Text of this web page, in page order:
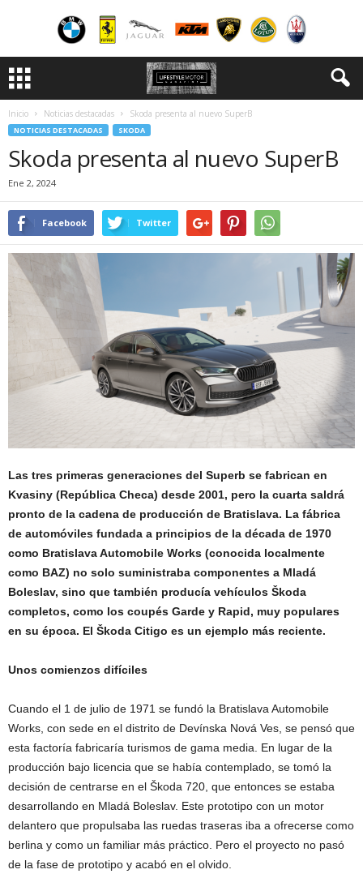
Inicio Noticias destacadas Skoda presenta al nuevo SuperB
NOTICIAS DESTACADAS SKODA
Skoda presenta al nuevo SuperB
Ene 2, 2024
Facebook Twitter
Las tres primeras generaciones del Superb se fabrican en
Kvasiny (República Checa) desde 2001, pero la cuarta saldrá
pronto de la cadena de producción de Bratislava. La fábrica
de automóviles fundada a principios de la década de 1970
como Bratislava Automobile Works (conocida localmente
como BAZ) no solo suministraba componentes a Mladá
Boleslav, sino que también producía vehículos Škoda
completos, como los coupés Garde y Rapid, muy populares
en su época. El Škoda Citigo es un ejemplo más reciente.
Unos comienzos difíciles
Cuando el 1 de julio de 1971 se fundó la Bratislava Automobile
Works, con sede en el distrito de Devínska Nová Ves, se pensó que
esta factoría fabricaría turismos de gama media. En lugar de la
producción bajo licencia que se había contemplado, se tomó la
decisión de centrarse en el Škoda 720, que entonces se estaba
desarrollando en Mladá Boleslav. Este prototipo con un motor
delantero que propulsaba las ruedas traseras iba a ofrecerse como
berlina y como un familiar más práctico. Pero el proyecto no pasó
de la fase de prototipo y acabó en el olvido.